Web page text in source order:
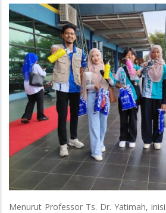
Menurut Professor Ts. Dr. Yatimah,